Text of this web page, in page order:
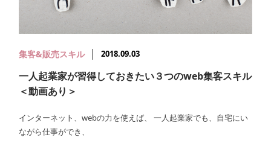
集客&販売スキル 2018.09.03
一人起業家が習得しておきたい３つのweb集客スキル
＜動画あり＞
インターネット、webの力を使えば、 一人起業家でも、自宅にい
ながら仕事ができ、